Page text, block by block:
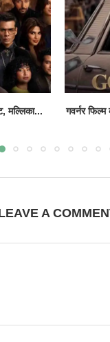
मल्लिका... गवर्नर
A